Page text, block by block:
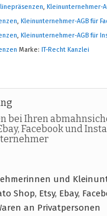
, Kleinunternehmer-
, Kleinunternehmer-AGB für
, Kleinunternehmer-AGB für
Marke: IT-Recht Kanzlei
bei Ihren
Facebook und
und
Shop, Etsy, Ebay,
an Privatpersonen